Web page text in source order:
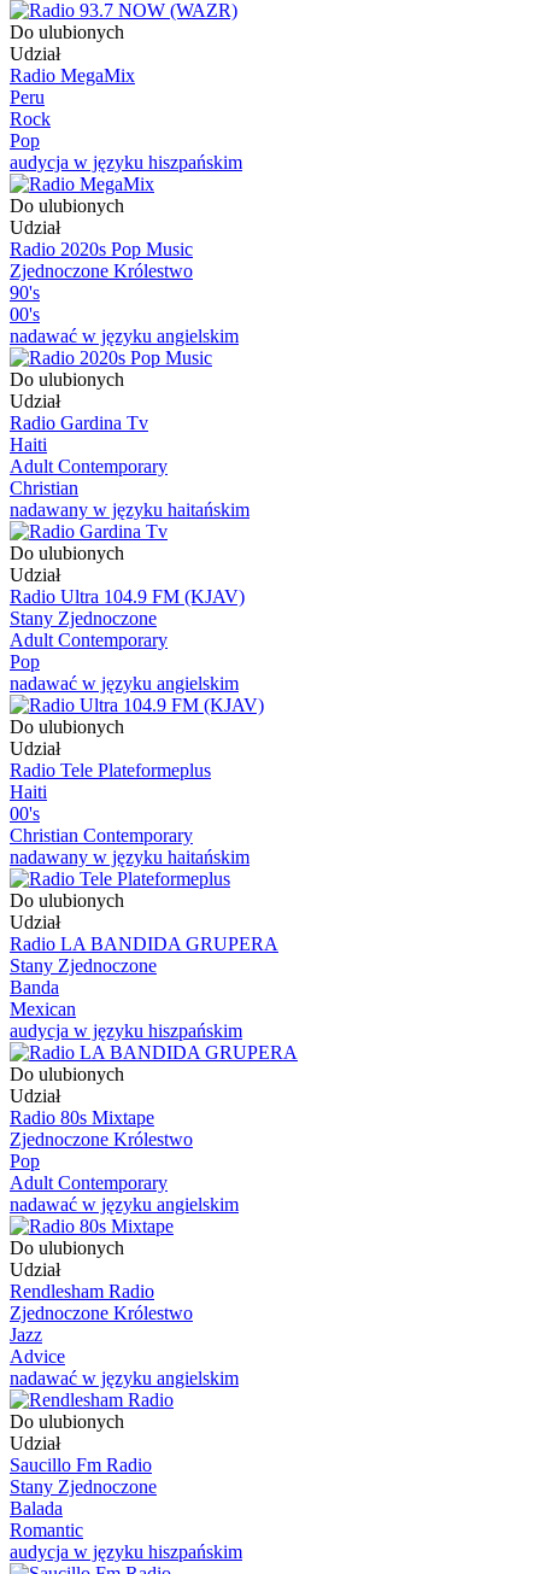
Do ulubionych
Udział
Radio MegaMix
Peru
Rock
Pop
audycja w języku hiszpańskim
Do ulubionych
Udział
Radio 2020s Pop Music
Zjednoczone Królestwo
90's
00's
nadawać w języku angielskim
Do ulubionych
Udział
Radio Gardina Tv
Haiti
Adult Contemporary
Christian
nadawany w języku haitańskim
Do ulubionych
Udział
Radio Ultra 104.9 FM (KJAV)
Stany Zjednoczone
Adult Contemporary
Pop
nadawać w języku angielskim
Do ulubionych
Udział
Radio Tele Plateformeplus
Haiti
00's
Christian Contemporary
nadawany w języku haitańskim
Do ulubionych
Udział
Radio LA BANDIDA GRUPERA
Stany Zjednoczone
Banda
Mexican
audycja w języku hiszpańskim
Do ulubionych
Udział
Radio 80s Mixtape
Zjednoczone Królestwo
Pop
Adult Contemporary
nadawać w języku angielskim
Do ulubionych
Udział
Rendlesham Radio
Zjednoczone Królestwo
Jazz
Advice
nadawać w języku angielskim
Do ulubionych
Udział
Saucillo Fm Radio
Stany Zjednoczone
Balada
Romantic
audycja w języku hiszpańskim